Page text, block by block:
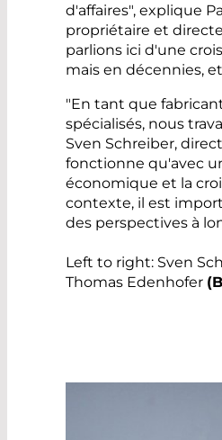
d'affaires", explique
propriétaire et
parlions ici d'une
mais en décennies,
"En tant que
spécialisés, nous
Sven Schreiber,
fonctionne qu'avec
économique et la
contexte, il est
des perspectives à
Left to right: Sven
Thomas Edenhofer